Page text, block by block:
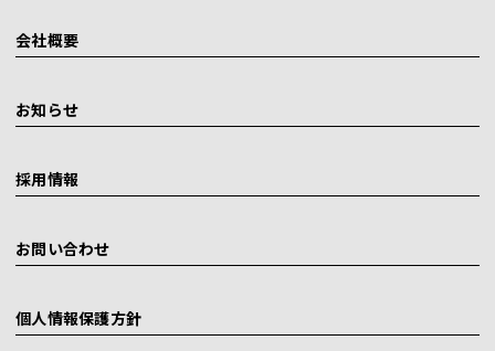
会社概要
お知らせ
採用情報
お問い合わせ
個人情報保護方針